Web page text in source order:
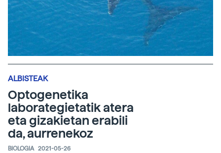
ALBISTEAK
Optogenetika
laborategietatik atera
eta gizakietan erabili
da, aurrenekoz
BIOLOGIA 2021-05-26